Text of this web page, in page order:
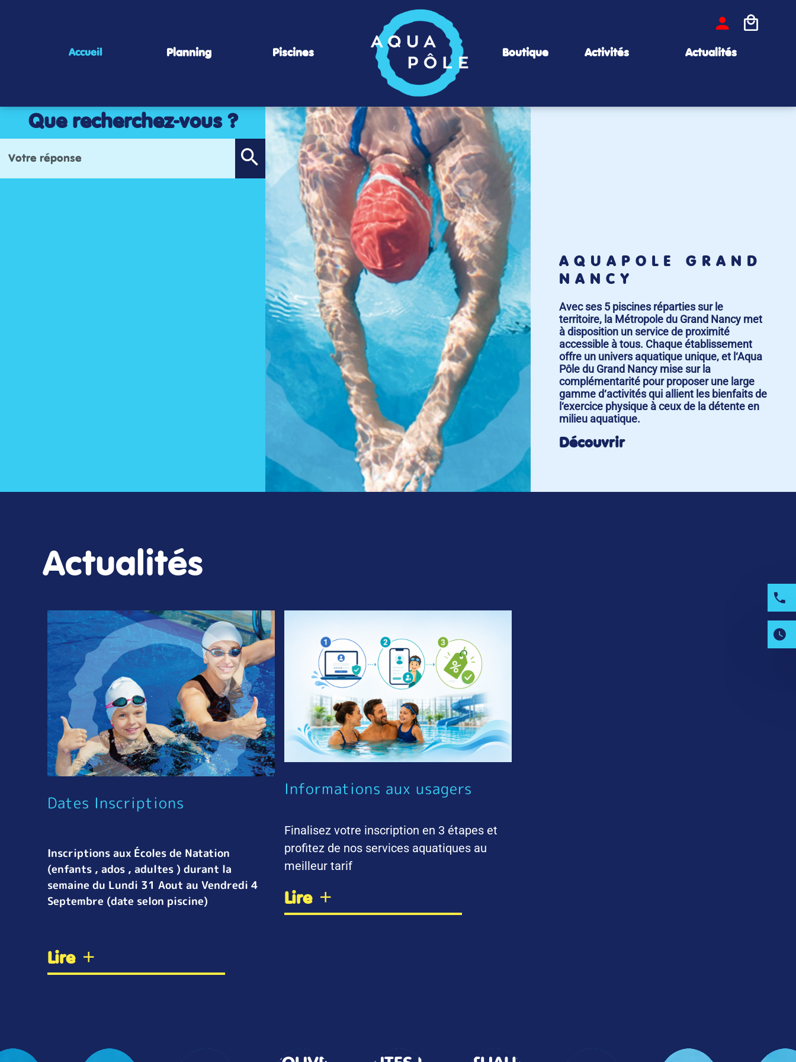
Accueil Planning Piscines Boutique Activités Actualités
Que recherchez-vous ?
AQUAPÔLE GRAND
NANCY
Avec ses 5 piscines réparties sur le
territoire, la Métropole du Grand Nancy met
à disposition un service de proximité
accessible à tous. Chaque établissement
offre un univers aquatique unique, et l‘Aqua
Pôle du Grand Nancy mise sur la
complémentarité pour proposer une large
gamme d‘activités qui allient les bienfaits de
l‘exercice physique à ceux de la détente en
milieu aquatique.
Découvrir
Actualités
Dates Inscriptions
Inscriptions aux Écoles de Natation
(enfants , ados , adultes ) durant la
semaine du Lundi 31 Aout au Vendredi 4
Septembre (date selon piscine)
Lire
Informations aux usagers
Finalisez votre inscription en 3 étapes et
profitez de nos services aquatiques au
meilleur tarif
Lire